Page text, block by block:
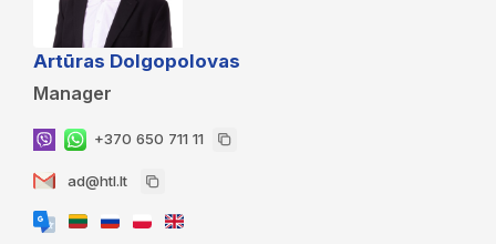
Artūras Dolgopolovas
Manager
+370 650 711 11
ad@htl.lt